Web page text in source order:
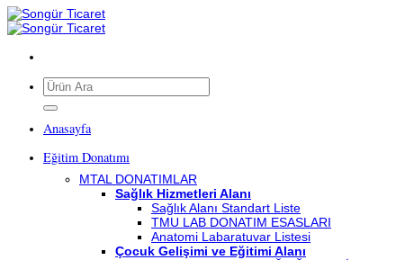
Ara:
Anasayfa
Eğitim Donatımı
MTAL DONATIMLAR
Sağlık Hizmetleri Alanı
Sağlık Alanı Standart Liste
TMU LAB DONATIM ESASLARI
Anatomi Labaratuvar Listesi
Çocuk Gelişimi ve Eğitimi Alanı